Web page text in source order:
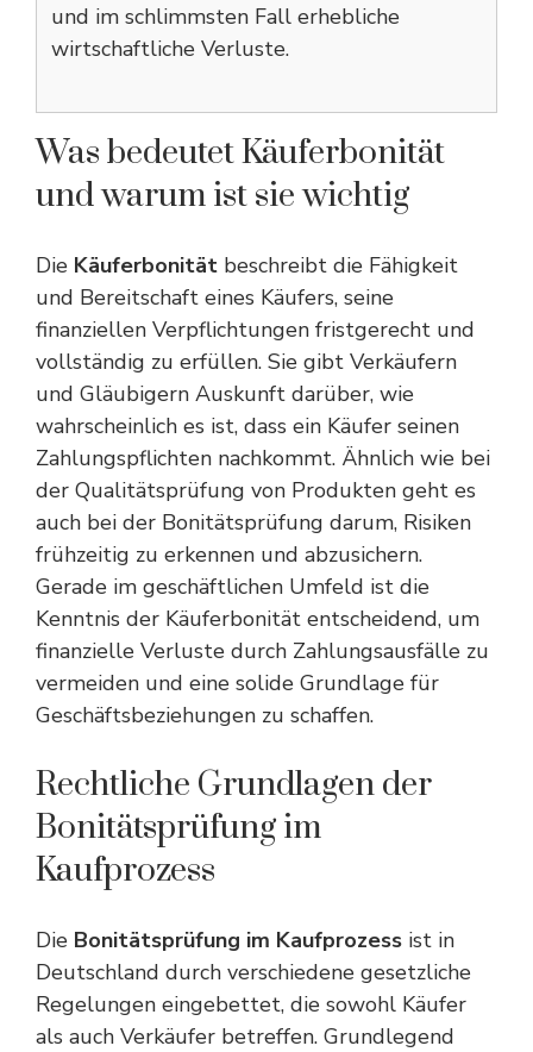
und im schlimmsten Fall erhebliche
wirtschaftliche Verluste.
Was bedeutet Käuferbonität
und warum ist sie wichtig
Die Käuferbonität beschreibt die Fähigkeit
und Bereitschaft eines Käufers, seine
finanziellen Verpflichtungen fristgerecht und
vollständig zu erfüllen. Sie gibt Verkäufern
und Gläubigern Auskunft darüber, wie
wahrscheinlich es ist, dass ein Käufer seinen
Zahlungspflichten nachkommt. Ähnlich wie bei
der Qualitätsprüfung von Produkten geht es
auch bei der Bonitätsprüfung darum, Risiken
frühzeitig zu erkennen und abzusichern.
Gerade im geschäftlichen Umfeld ist die
Kenntnis der Käuferbonität entscheidend, um
finanzielle Verluste durch Zahlungsausfälle zu
vermeiden und eine solide Grundlage für
Geschäftsbeziehungen zu schaffen.
Rechtliche Grundlagen der
Bonitätsprüfung im
Kaufprozess
Die Bonitätsprüfung im Kaufprozess ist in
Deutschland durch verschiedene gesetzliche
Regelungen eingebettet, die sowohl Käufer
als auch Verkäufer betreffen. Grundlegend